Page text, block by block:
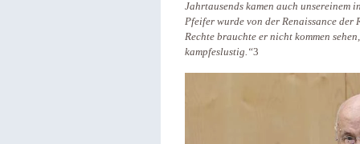
Jahrtausends kamen auch unsereinem
Pfeifer wurde von der Renaissance der
Rechte brauchte er nicht kommen
kampfeslustig.“3